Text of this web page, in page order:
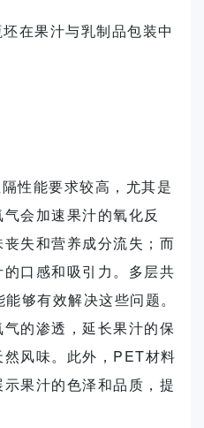
在果汁与乳制品包装中
性能要求较高，尤其是
会加速果汁的氧化反
失和营养成分流失；而
口感和吸引力。多层共
够有效解决这些问题。
的渗透，延长果汁的保
风味。此外，PET材料
果汁的色泽和品质，提